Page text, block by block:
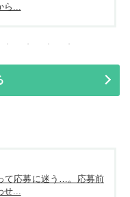
...
て応募に迷う…。応募前
...